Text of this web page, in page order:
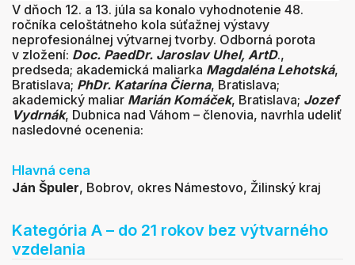
V dňoch 12. a 13. júla sa konalo vyhodnotenie 48.
ročníka celoštátneho kola súťažnej výstavy
neprofesionálnej výtvarnej tvorby. Odborná porota
v zložení: Doc. PaedDr. Jaroslav Uhel, ArtD.,
predseda; akademická maliarka Magdaléna Lehotská,
Bratislava; PhDr. Katarína Čierna, Bratislava;
akademický maliar Marián Komáček, Bratislava; Jozef
Vydrnák, Dubnica nad Váhom – členovia, navrhla udeliť
nasledovné ocenenia:
Hlavná cena
Ján Špuler, Bobrov, okres Námestovo, Žilinský kraj
Kategória A – do 21 rokov bez výtvarného
vzdelania